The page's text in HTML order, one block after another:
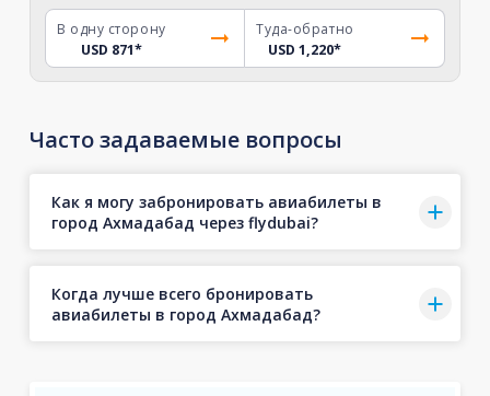
В одну сторону
USD 871*
Туда-обратно
USD 1,220*
Часто задаваемые вопросы
Как я могу забронировать авиабилеты в
город Ахмадабад через flydubai?
Когда лучше всего бронировать
авиабилеты в город Ахмадабад?